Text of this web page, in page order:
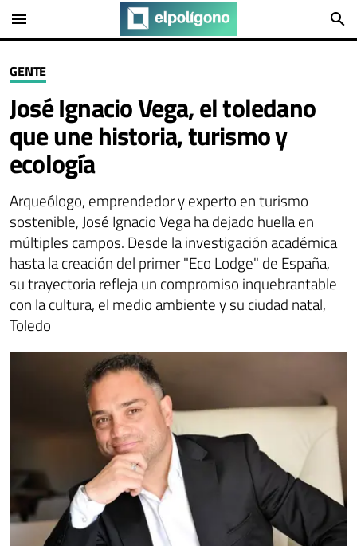
menu search
GENTE
José Ignacio Vega, el toledano
que une historia, turismo y
ecología
Arqueólogo, emprendedor y experto en turismo
sostenible, José Ignacio Vega ha dejado huella en
múltiples campos. Desde la investigación académica
hasta la creación del primer "Eco Lodge" de España,
su trayectoria refleja un compromiso inquebrantable
con la cultura, el medio ambiente y su ciudad natal,
Toledo